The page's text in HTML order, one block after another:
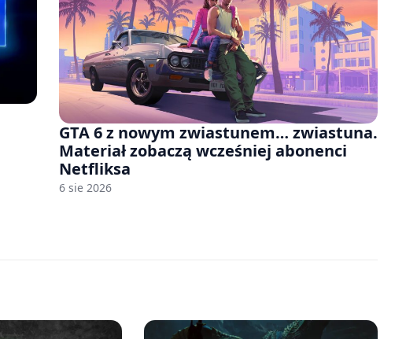
GTA 6 z nowym zwiastunem… zwiastuna.
Materiał zobaczą wcześniej abonenci
Netfliksa
6 sie 2026